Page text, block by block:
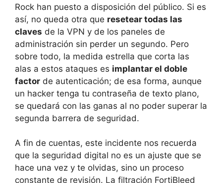
Rock han puesto a disposición del público. Si es
así, no queda otra que resetear todas las
claves de la VPN y de los paneles de
administración sin perder un segundo. Pero
sobre todo, la medida estrella que corta las
alas a estos ataques es implantar el doble
factor de autenticación; de esa forma, aunque
un hacker tenga tu contraseña de texto plano,
se quedará con las ganas al no poder superar la
segunda barrera de seguridad.
A fin de cuentas, este incidente nos recuerda
que la seguridad digital no es un ajuste que se
hace una vez y te olvidas, sino un proceso
constante de revisión. La filtración FortiBleed